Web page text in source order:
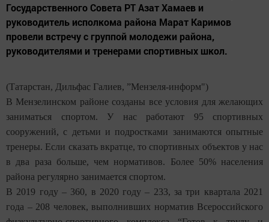
Государственного Совета РТ Азат Хамаев и
руководитель исполкома района Марат Каримов
провели встречу с группой молодежи района,
руководителями и тренерами спортивных школ.
(Татарстан, Дильфас Галиев, ”Мензеля-информ")
В Мензелинском районе созданы все условия для желающих
заниматься спортом. У нас работают 95 спортивных
сооружений, с детьми и подростками занимаются опытные
тренеры. Если сказать вкратце, то спортивных объектов у нас
в два раза больше, чем нормативов. Более 50% населения
района регулярно занимается спортом.
В 2019 году – 360, в 2020 году – 233, за три квартала 2021
года – 208 человек, выполнивших норматив Всероссийского